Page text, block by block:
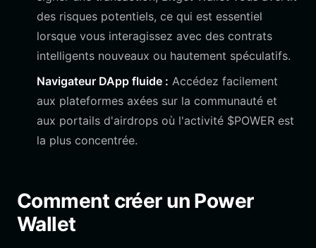
des risques potentiels, ce qui est essentiel
lorsque vous interagissez avec des contrats
intelligents nouveaux ou hautement spéculatifs.
Navigateur DApp fluide : Accédez facilement
aux plateformes axées sur la communauté et
aux portails d'airdrops où l'activité $POWER est
la plus concentrée.
Comment créer un Power
Wallet